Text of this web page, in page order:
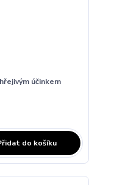
účinkem
do košíku